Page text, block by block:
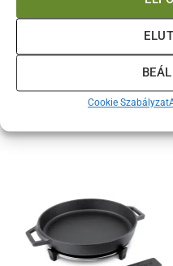
Cookie Szabályzat
KOSÁRBA TESZEM